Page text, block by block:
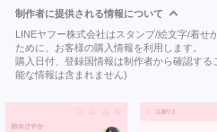
制作者に提供される情報について
LINEヤフー株式会社はスタンプ/絵文字/着せ
ために、お客様の購入情報を利用します。
購入日付、登録国情報は制作者から確認す
能な情報は含まれません)